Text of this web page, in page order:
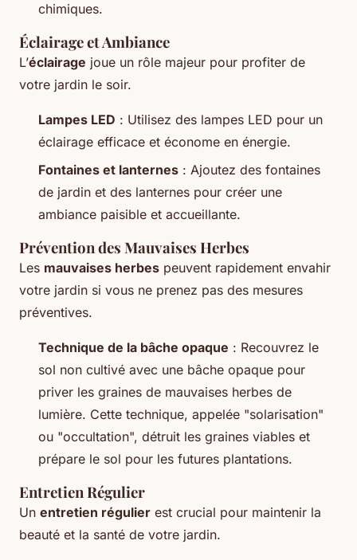
chimiques.
Éclairage et Ambiance
L’éclairage joue un rôle majeur pour profiter de
votre jardin le soir.
Lampes LED : Utilisez des lampes LED pour un
éclairage efficace et économe en énergie.
Fontaines et lanternes : Ajoutez des fontaines
de jardin et des lanternes pour créer une
ambiance paisible et accueillante.
Prévention des Mauvaises Herbes
Les mauvaises herbes peuvent rapidement envahir
votre jardin si vous ne prenez pas des mesures
préventives.
Technique de la bâche opaque : Recouvrez le
sol non cultivé avec une bâche opaque pour
priver les graines de mauvaises herbes de
lumière. Cette technique, appelée "solarisation"
ou "occultation", détruit les graines viables et
prépare le sol pour les futures plantations.
Entretien Régulier
Un entretien régulier est crucial pour maintenir la
beauté et la santé de votre jardin.